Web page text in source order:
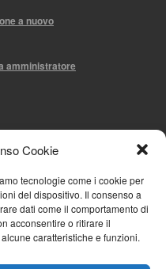
Cookie
tecnologie come i cookie per
del dispositivo. Il consenso a
dati come il comportamento di
acconsentire o ritirare il
caratteristiche e funzioni.
a nuovo
amministratore